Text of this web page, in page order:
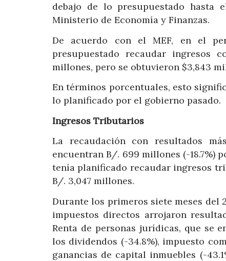
debajo de lo presupuestado hasta
Ministerio de Economía y Finanzas.
De acuerdo con el MEF, en el
presupuestado recaudar ingresos
millones, pero se obtuvieron $3,843
En términos porcentuales, esto
lo planificado por el gobierno pasado.
Ingresos Tributarios
La recaudación con resultados
encuentran B/. 699 millones (-18.7%)
tenía planificado recaudar ingresos
B/. 3,047 millones.
Durante los primeros siete meses del
impuestos directos arrojaron
Renta de personas jurídicas, que se
los dividendos (-34.8%), impuesto
ganancias de capital inmuebles (-